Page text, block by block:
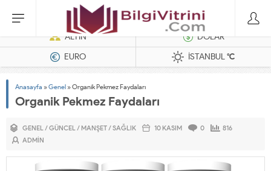
Dizel Jeneratörler
ALTIN
DOLAR
EURO
İSTANBUL°C
Anasayfa »Genel »Organik Pekmez Faydaları
Organik Pekmez Faydaları
GENEL/GÜNCEL/ MANŞET/SAĞLIK 10 KASIM 0
816
ADMIN